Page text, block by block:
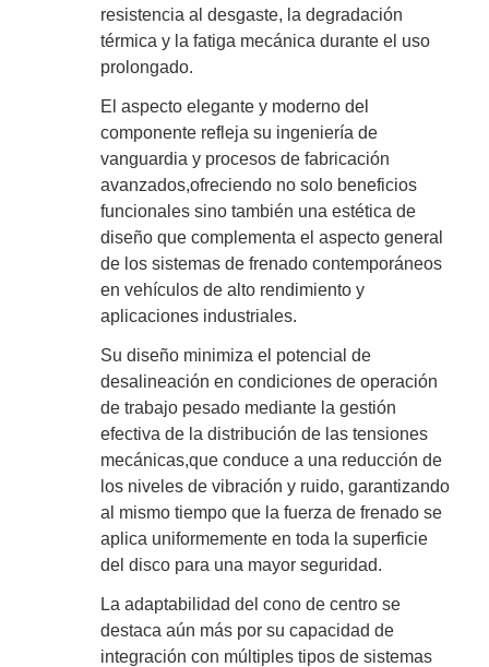
resistencia al desgaste, la degradación
térmica y la fatiga mecánica durante el uso
prolongado.
El aspecto elegante y moderno del
componente refleja su ingeniería de
vanguardia y procesos de fabricación
avanzados,ofreciendo no solo beneficios
funcionales sino también una estética de
diseño que complementa el aspecto general
de los sistemas de frenado contemporáneos
en vehículos de alto rendimiento y
aplicaciones industriales.
Su diseño minimiza el potencial de
desalineación en condiciones de operación
de trabajo pesado mediante la gestión
efectiva de la distribución de las tensiones
mecánicas,que conduce a una reducción de
los niveles de vibración y ruido, garantizando
al mismo tiempo que la fuerza de frenado se
aplica uniformemente en toda la superficie
del disco para una mayor seguridad.
La adaptabilidad del cono de centro se
destaca aún más por su capacidad de
integración con múltiples tipos de sistemas